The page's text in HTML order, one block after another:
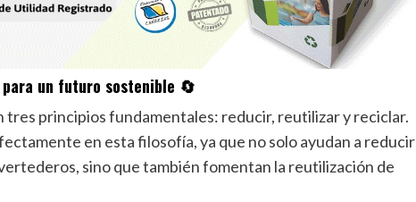
un futuro sostenible 🔄
tres principios fundamentales: reducir, reutilizar y reciclar.
en esta filosofía, ya que no solo ayudan a reducir
sino que también fomentan la reutilización de